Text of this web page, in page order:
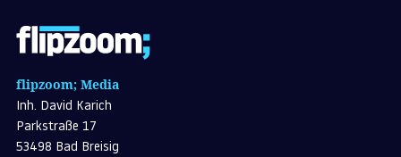
flipzoom; Media
Inh. David Karich
Parkstraße 17
53498 Bad Breisig